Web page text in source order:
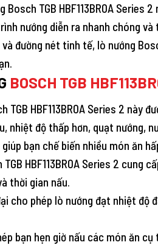
TGB HBF113BR0A
nướng diễn ra nhanh chóng
đường nét tinh tế, lò nướng
BOSCH TGB
TGB HBF113BR0A Series 2
nhiệt độ thấp hơn, quạt nướng,
bạn chế biến nhiều món ăn
HBF113BR0A Series 2 cung
thời gian nấu.
cho phép lò nướng đạt nhiệt
bạn hẹn giờ nấu các món ăn